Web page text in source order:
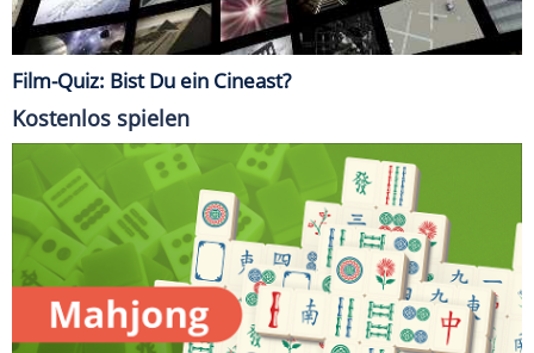
Film-Quiz: Bist Du ein Cineast?
Kostenlos spielen